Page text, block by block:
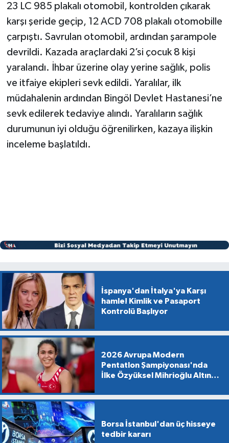
23 LC 985 plakalı otomobil, kontrolden çıkarak
karşı şeride geçip, 12 ACD 708 plakalı otomobille
çarpıştı. Savrulan otomobil, ardından şarampole
devrildi. Kazada araçlardaki 2’si çocuk 8 kişi
yaralandı. İhbar üzerine olay yerine sağlık, polis
ve itfaiye ekipleri sevk edildi. Yaralılar, ilk
müdahalenin ardından Bingöl Devlet Hastanesi’ne
sevk edilerek tedaviye alındı. Yaralıların sağlık
durumunun iyi olduğu öğrenilirken, kazaya ilişkin
inceleme başlatıldı.
İspanya'dan İtalya'ya Karşı
hamle! Kimlik ve Pasaport
Kontrolü Başlıyor
2026 Avrupa Modern
Pentatlon Şampiyonası'nda
İlke Özyüksel Mihrioğlu Altın
Borsa İstanbul'dan üç hisseye
tedbir kararı